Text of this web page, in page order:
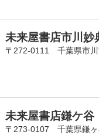
未来屋書店市川妙
〒272-0111 千葉県市川
未来屋書店鎌ケ谷
〒273-0107 千葉県鎌ヶ